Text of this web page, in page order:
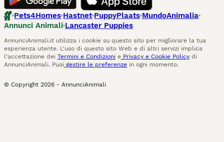
Pets4Homes Hastnet PuppyPlaats MundoAnimalia
Annunci Animali Lancaster Puppies
AnnunciAnimali.it utilizza i cookie su questo sito per migliorare la tua
esperienza utente. L'uso di questo sito Web e di altri servizi implica
l'accettazione dei Termini e Condizioni e Privacy e Cookie Policy di
AnnunciAnimali. Puoi gestire le preferenze in ogni momento.
© Copyright 2026 - AnnunciAnimali